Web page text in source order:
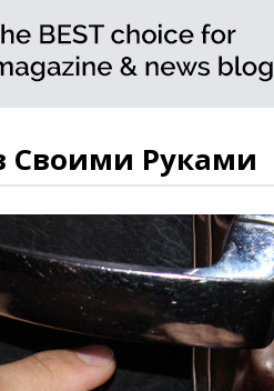
Своими Руками